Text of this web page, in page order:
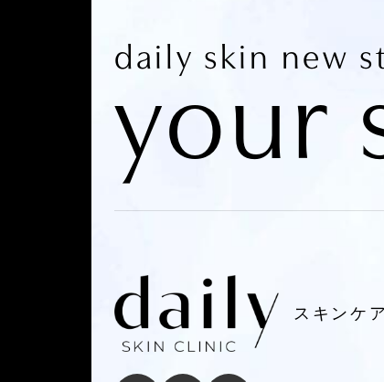
daily skin new
your
スキンケ